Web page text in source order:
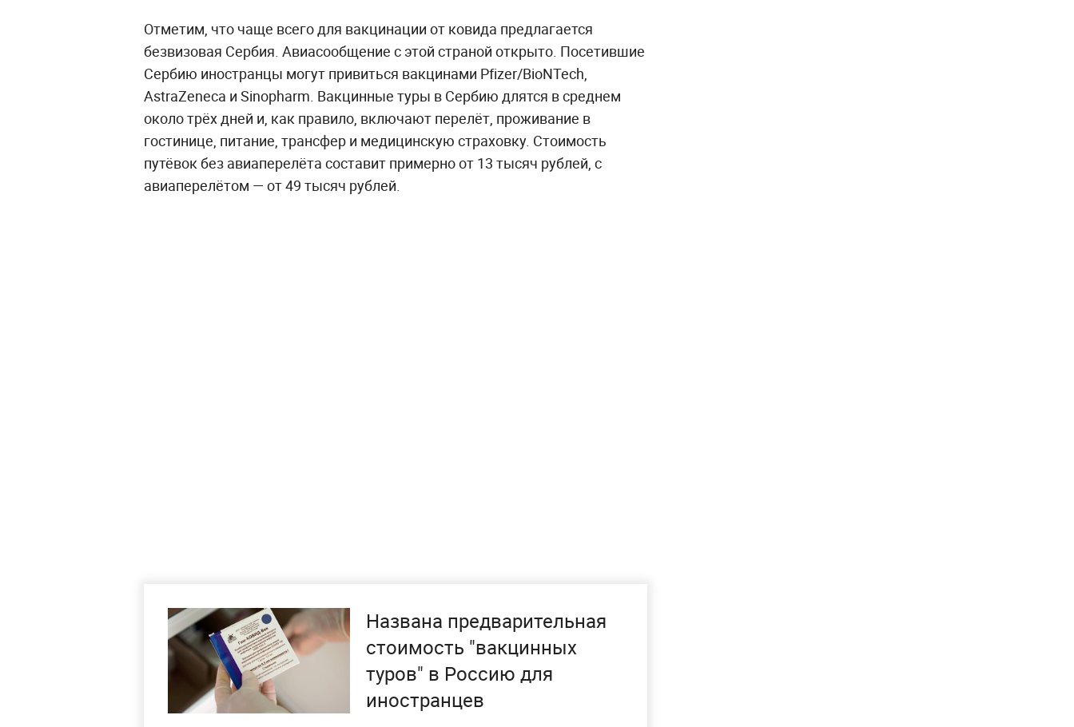
Отметим, что чаще всего для вакцинации от ковида предлагается
безвизовая Сербия. Авиасообщение с этой страной открыто. Посетившие
Сербию иностранцы могут привиться вакцинами Pfizer/BioNTech,
AstraZeneca и Sinopharm. Вакцинные туры в Сербию длятся в среднем
около трёх дней и, как правило, включают перелёт, проживание в
гостинице, питание, трансфер и медицинскую страховку. Стоимость
путёвок без авиаперелёта составит примерно от 13 тысяч рублей, с
авиаперелётом — от 49 тысяч рублей.
Названа предварительная
стоимость "вакцинных
туров" в Россию для
иностранцев